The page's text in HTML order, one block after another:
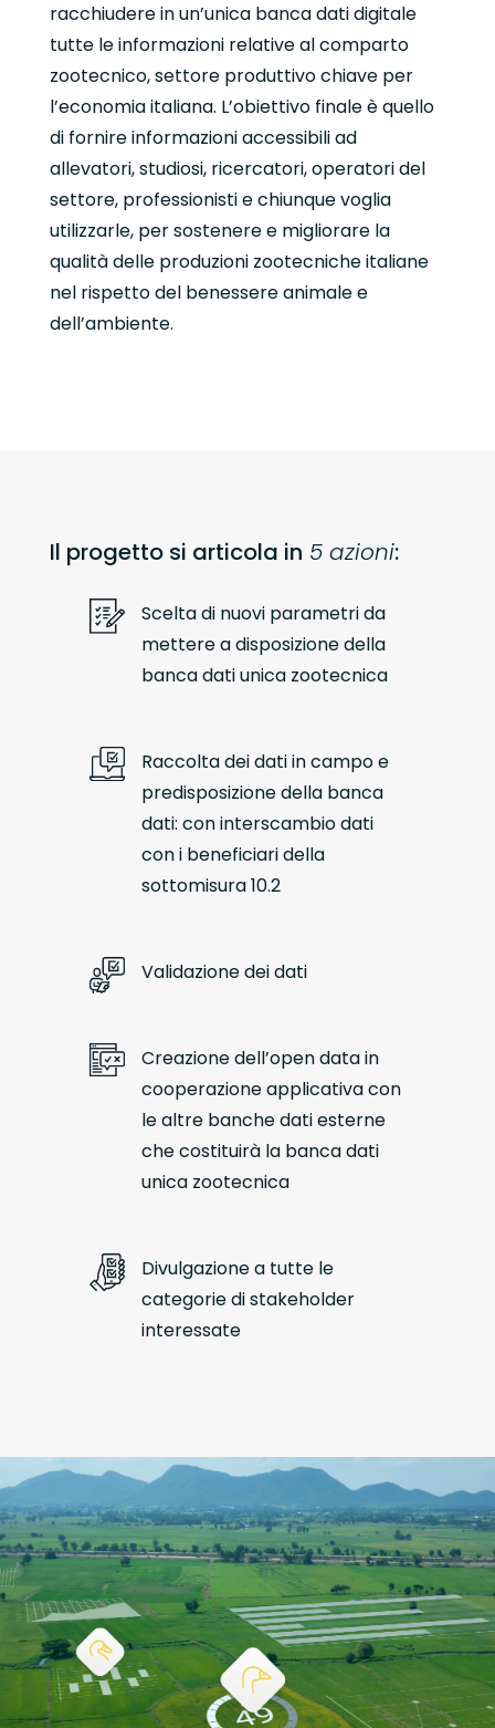
racchiudere in un’unica banca dati digitale
tutte le informazioni relative al comparto
zootecnico, settore produttivo chiave per
l’economia italiana. L’obiettivo finale è quello
di fornire informazioni accessibili ad
allevatori, studiosi, ricercatori, operatori del
settore, professionisti e chiunque voglia
utilizzarle, per sostenere e migliorare la
qualità delle produzioni zootecniche italiane
nel rispetto del benessere animale e
dell’ambiente.
Il progetto si articola in 5 azioni:
Scelta di nuovi parametri da
mettere a disposizione della
banca dati unica zootecnica
Raccolta dei dati in campo e
predisposizione della banca
dati: con interscambio dati
con i beneficiari della
sottomisura 10.2
Validazione dei dati
Creazione dell’open data in
cooperazione applicativa con
le altre banche dati esterne
che costituirà la banca dati
unica zootecnica
Divulgazione a tutte le
categorie di stakeholder
interessate